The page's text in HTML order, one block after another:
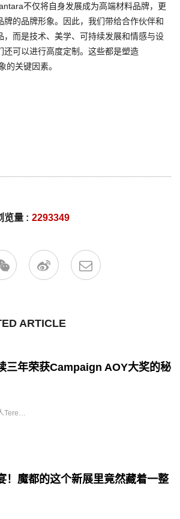
不仅将自身发展成为高端材料品牌，更
牌的品牌形象。因此，我们带给合作伙伴和
，而是技术、美学、可持续发展和情感与设
还可以进行高度定制。这些都是塑造
的关键因素。
览量 : 2293349
ARTICLE
三年荣获Campaign AOY大奖的秘
Tere…
！魔都的这个新展里竟然藏着一整